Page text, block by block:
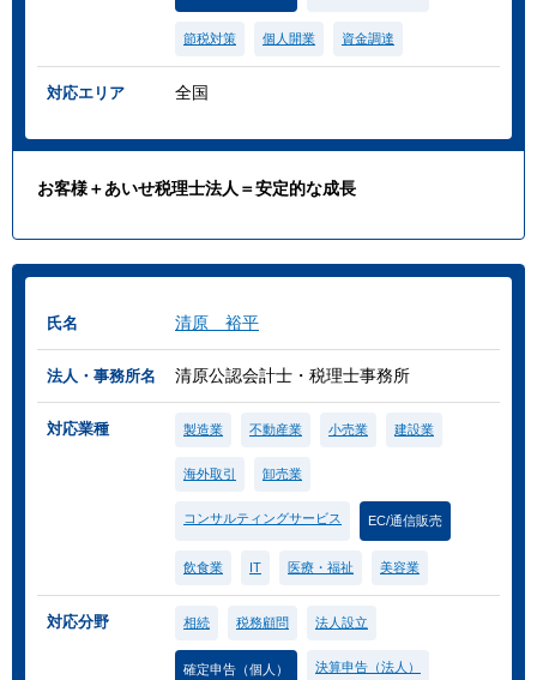
節税対策 個人開業 資金調達
対応エリア 全国
お客様＋あいせ税理士法人＝安定的な成長
氏名 清原 裕平
法人・事務所名 清原公認会計士・税理士事務所
対応業種 製造業 不動産業 小売業 建設業
海外取引 卸売業
コンサルティングサービス EC/通信販売
飲食業 IT 医療・福祉 美容業
対応分野 相続 税務顧問 法人設立
確定申告（個人） 決算申告（法人）